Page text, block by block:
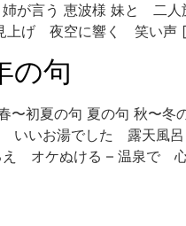
が言う 恵波様 妹と 二
上げ 夜空に響く 笑い声
の句
〜初夏の句 夏の句 秋〜冬
いいお湯でした 露天風
え オケぬける – 温泉で